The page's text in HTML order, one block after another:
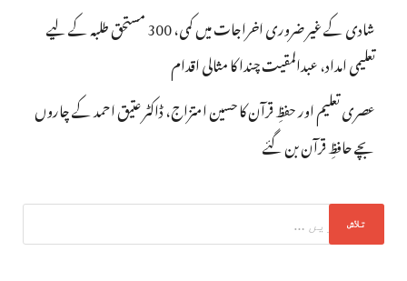
شادی کے غیر ضروری اخراجات میں کمی، 300 مستحق طلبہ کے لیے
تعلیمی امداد، عبدالمقیت چندا کا مثالی اقدام
عصری تعلیم اور حفظِ قرآن کا حسین امتزاج، ڈاکٹر عتیق احمد کے چاروں
بچے حافظِ قرآن بن گئے